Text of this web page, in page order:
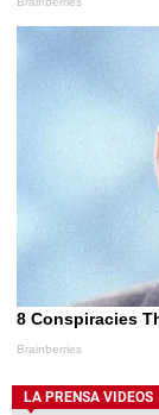
LA PRENSA VIDEOS